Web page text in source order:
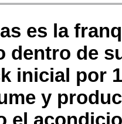
es la
dentro de
inicial por
y
el